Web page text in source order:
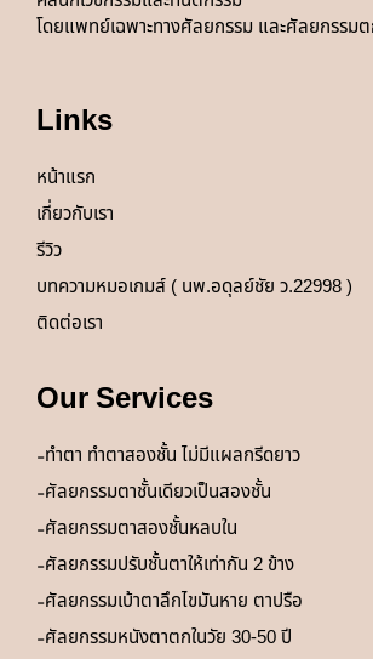
โดยแพทย์เฉพาะทางศัลยกรรม และศัลยกรรม
Links
หน้าแรก
เกี่ยวกับเรา
รีวิว
บทความหมอเกมส์ ( นพ.อดุลย์ชัย ว.22998 )
ติดต่อเรา
Our Services
ทำตา ทำตาสองชั้น ไม่มีแผลกรีดยาว
ศัลยกรรมตาชั้นเดียวเป็นสองชั้น
ศัลยกรรมตาสองชั้นหลบใน
ศัลยกรรมปรับชั้นตาให้เท่ากัน 2 ข้าง
ศัลยกรรมเบ้าตาลึกไขมันหาย ตาปรือ
ศัลยกรรมหนังตาตกในวัย 30-50 ปี